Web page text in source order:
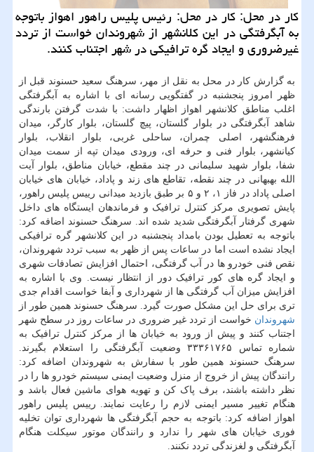
کار در محل: کار در محل: رئیس پلیس راهور اهواز باتوجه
به آبگرفتگی در این کلانشهر از شهروندان خواست از تردد
غیرضروری و ایجاد گره ترافیکی در شهر اجتناب کنند.
به گزارش کار در محل به نقل از مهر، سرهنگ سعید حسنوند قبل از
ظهر امروز پنجشنبه در گفتگویی رسانه ای با اشاره به آبگرفتگی
اغلب مناطق کلانشهر اهواز اظهار داشت: با شدت گرفتن بارندگی
شاهد آبگرفتگی در بلوار گلستان، پیچ گلستان، بلوار کارگر، میدان
فرهنگشهر، اصلی چمران، ساحلی غربی، بلوار انقلاب، بلوار
کیانشهر، بلوار فنی و حرفه ای، ورودی میدان تپه از سمت میدان
شفا، بلوار شهید سلیمانی در چند مقطع، خیابان مناطق، بلوار آیت
الله بهبهانی در چند نقطه، تقاطع های زند و پاداد، خیابان های خیابان
اصلی پاداد در فاز ۱، ۲ و ۵ بر طبق بازدید میدانی رییس پلیس راهور،
پایش تصویری مرکز کنترل ترافیک و فرماندهان ایستگاه های داخل
شهری گرفتار آبگرفتگی شدید شده اند. سرهنگ حسنوند اضافه کرد:
باتوجه به تعطیل بودن بامداد پنجشنبه در این کلانشهر گره ترافیکی
ایجاد نشده است اما در ساعات پس از ظهر به سبب تردد شهروندان،
نقص فنی خودرو ها در آب گرفتگی، احتمال افزایش تصادفات شهری
و ایجاد گره های کور ترافیک دور از انتظار نیست. وی با اشاره به
افزایش میزان آب گرفتگی ها از شهرداری و آبفا خواست اقدام جدی
تری برای حل این مشکل صورت گیرد. سرهنگ حسنوند همین طور از
شهروندان خواست از تردد غیر ضروری در ساعات روز در سطح شهر
اجتناب کنند و پیش از ورود به خیابان ها از مرکز کنترل ترافیک به
شماره تماس ۳۳۳۶۱۷۶۵ وضعیت آبگرفتگی را استعلام بگیرند.
سرهنگ حسنوند همین طور با سفارش به شهروندان اضافه کرد:
رانندگان پیش از خروج از منزل وضعیت ایمنی سیستم خودرو ها را در
نظر داشته باشند، برف پاک کن و تهویه هوای ماشین فعال باشد و
هنگام تغییر مسیر ایمنی لازم را رعایت نمایند. رییس پلیس راهور
اهواز اضافه کرد: باتوجه به حجم آبگرفتگی ها شهرداری توان تخلیه
فوری خیابان های شهر را ندارد و رانندگان موتور سیکلت هنگام
آبگرفتگی و لغزندگی تردد نکنند.